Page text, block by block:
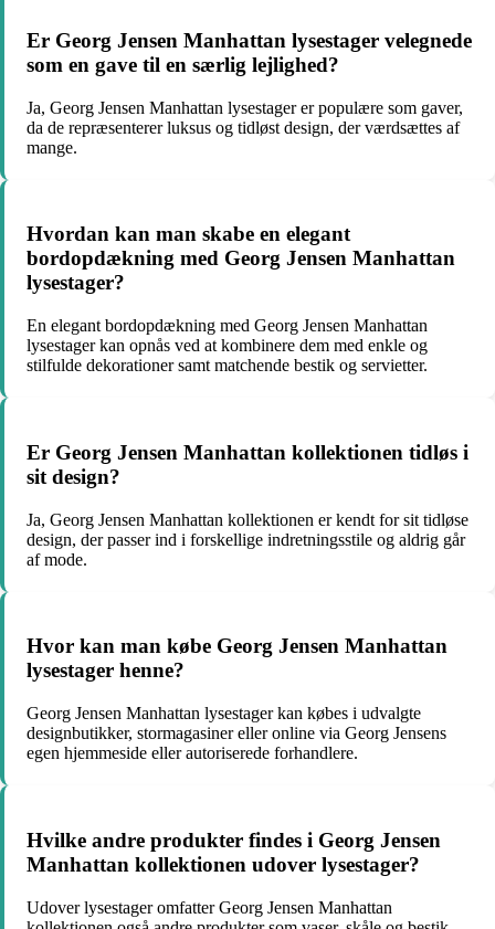
Er Georg Jensen Manhattan lysestager velegnede
som en gave til en særlig lejlighed?
Ja, Georg Jensen Manhattan lysestager er populære som gaver,
da de repræsenterer luksus og tidløst design, der værdsættes af
mange.
Hvordan kan man skabe en elegant
bordopdækning med Georg Jensen Manhattan
lysestager?
En elegant bordopdækning med Georg Jensen Manhattan
lysestager kan opnås ved at kombinere dem med enkle og
stilfulde dekorationer samt matchende bestik og servietter.
Er Georg Jensen Manhattan kollektionen tidløs i
sit design?
Ja, Georg Jensen Manhattan kollektionen er kendt for sit tidløse
design, der passer ind i forskellige indretningsstile og aldrig går
af mode.
Hvor kan man købe Georg Jensen Manhattan
lysestager henne?
Georg Jensen Manhattan lysestager kan købes i udvalgte
designbutikker, stormagasiner eller online via Georg Jensens
egen hjemmeside eller autoriserede forhandlere.
Hvilke andre produkter findes i Georg Jensen
Manhattan kollektionen udover lysestager?
Udover lysestager omfatter Georg Jensen Manhattan